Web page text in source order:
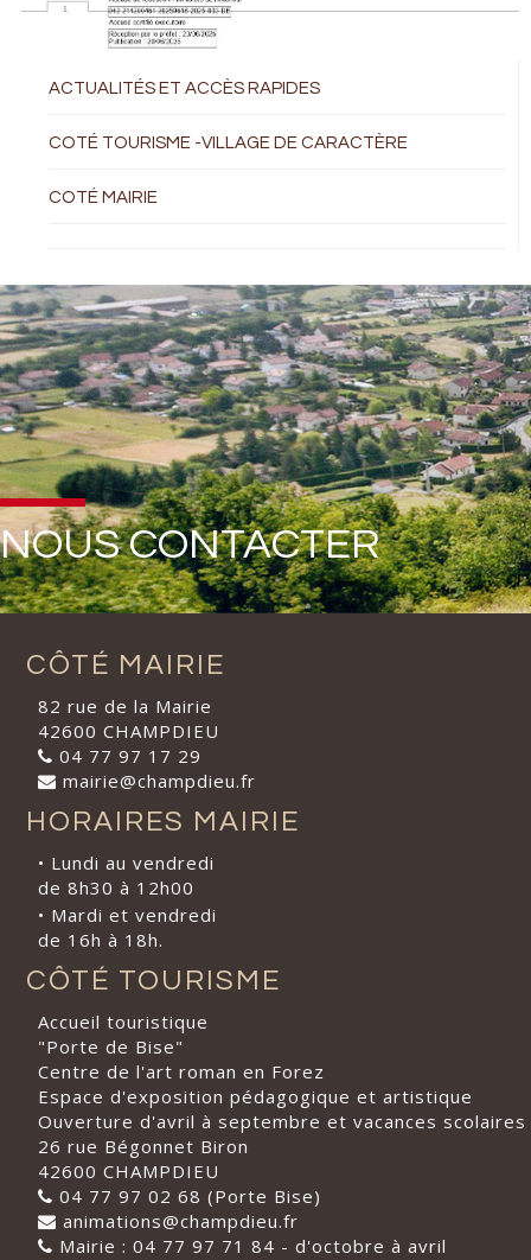
ACTUALITÉS ET ACCÈS RAPIDES
COTÉ TOURISME -VILLAGE DE CARACTÈRE
COTÉ MAIRIE
NOUS CONTACTER
CÔTÉ MAIRIE
82 rue de la Mairie
42600 CHAMPDIEU
04 77 97 17 29
mairie@champdieu.fr
HORAIRES MAIRIE
• Lundi au vendredi
de 8h30 à 12h00
• Mardi et vendredi
de 16h à 18h.
CÔTÉ TOURISME
Accueil touristique
"Porte de Bise"
Centre de l'art roman en Forez
Espace d'exposition pédagogique et artistique
Ouverture d'avril à septembre et vacances scolaires
26 rue Bégonnet Biron
42600 CHAMPDIEU
04 77 97 02 68 (Porte Bise)
animations@champdieu.fr
Mairie : 04 77 97 71 84 - d'octobre à avril